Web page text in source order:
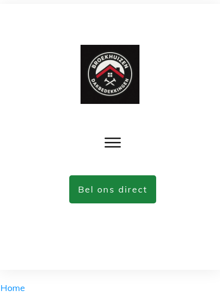
Bel ons direct
Home